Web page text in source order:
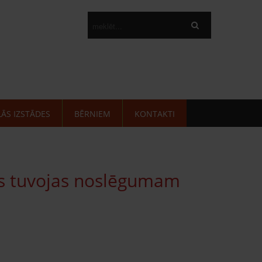
IZSTĀDES BĒRNIEM KONTAKTI
tuvojas noslēgumam